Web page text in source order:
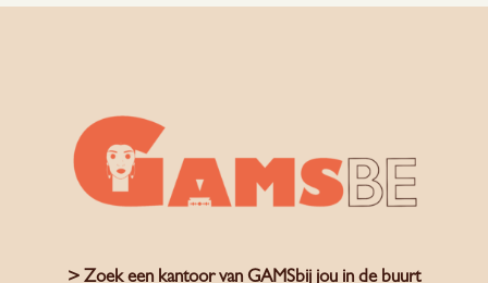
> Zoek een kantoor van GAMSbij jou in de buurt